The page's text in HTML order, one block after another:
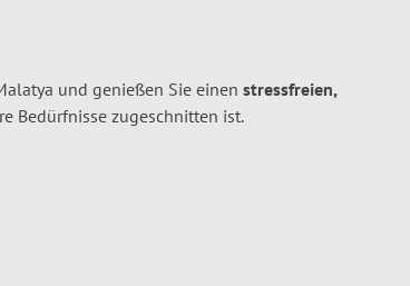
und genießen Sie einen stressfreien,
Bedürfnisse zugeschnitten ist.